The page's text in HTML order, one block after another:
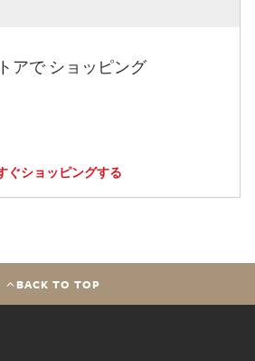
アで ショッピング
ぐショッピングする
BACK TO TOP